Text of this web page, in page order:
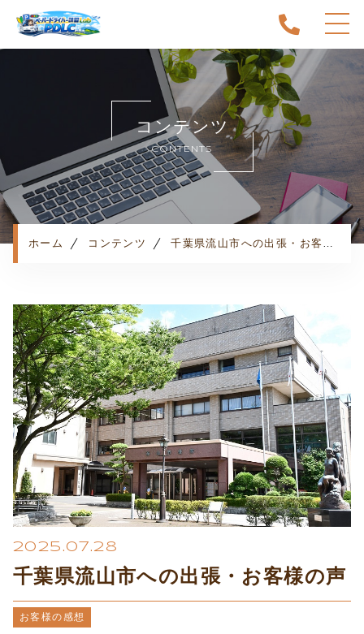
ホーム
当スクールについて
キャンペーン
料金表・コース
出張エリア
予約状況
コンテンツ
利用規約
プライバシーポリシー
コンテンツ
CONTENTS
ホーム コンテンツ 千葉県流山市への出張・お客様の声
2025.07.28
千葉県流山市への出張・お客様の声
お客様の感想